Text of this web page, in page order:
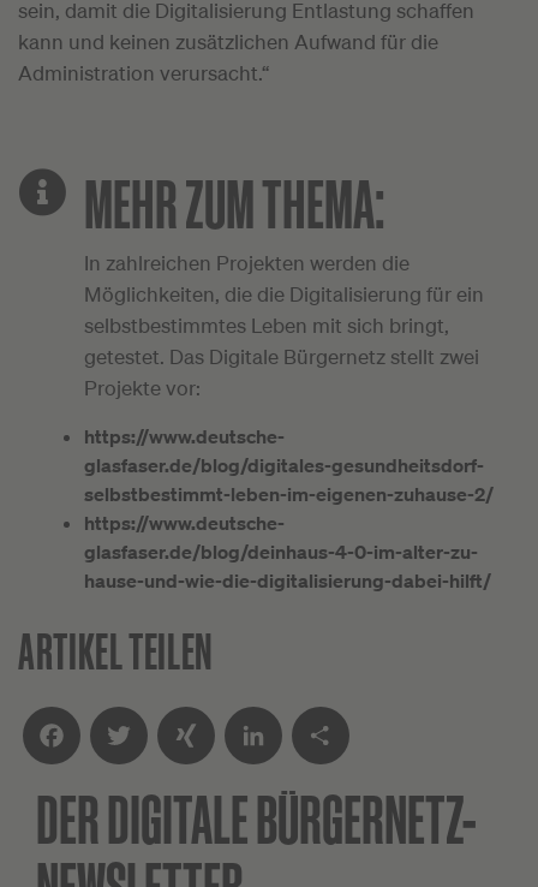
sein, damit die Digitalisierung Entlastung schaffen
kann und keinen zusätzlichen Aufwand für die
Administration verursacht.“
MEHR ZUM THEMA:
In zahlreichen Projekten werden die
Möglichkeiten, die die Digitalisierung für ein
selbstbestimmtes Leben mit sich bringt,
getestet. Das Digitale Bürgernetz stellt zwei
Projekte vor:
https://www.deutsche-
glasfaser.de/blog/digitales-gesundheitsdorf-
selbstbestimmt-leben-im-eigenen-zuhause-2/
https://www.deutsche-
glasfaser.de/blog/deinhaus-4-0-im-alter-zu-
hause-und-wie-die-digitalisierung-dabei-hilft/
ARTIKEL TEILEN
FacebookTwitter XING LinkedInTeilen
DER DIGITALEBÜRGERNETZ-